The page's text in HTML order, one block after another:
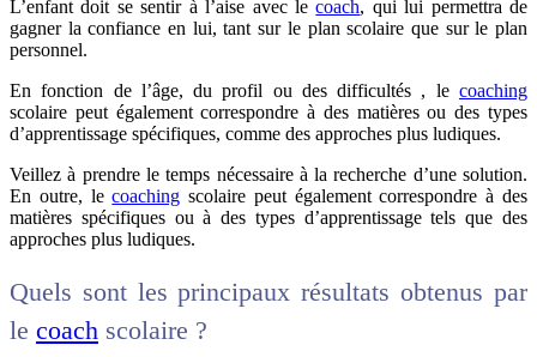
L’enfant doit se sentir à l’aise avec lecoach, qui lui permettra de
gagner la confiance en lui, tant sur le plan scolaire que sur le plan
personnel.
En fonction de l’âge, du profil ou des difficultés , le coaching
scolaire peut également correspondre à des matières ou des types
d’apprentissage spécifiques, comme des approches plus ludiques.
Veillez à prendre le temps nécessaire à la recherche d’une solution.
En outre, lecoaching scolaire peut également correspondre à des
matières spécifiques ou à des types d’apprentissage tels que des
approches plus ludiques.
Quels sont les principaux résultats obtenus par
le coach scolaire ?